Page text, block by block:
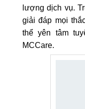
lượng dịch vụ.
giải đáp mọi
thể yên tâm
MCCare.